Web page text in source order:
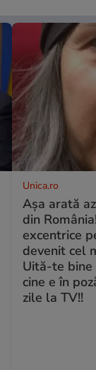
Unica.ro
Așa arată
din
excentrice
devenit cel
Uită-te bine
cine e în
zile la TV!!